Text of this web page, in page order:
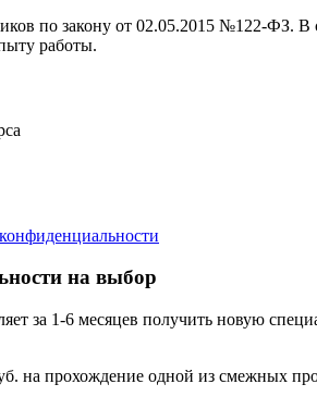
по закону от 02.05.2015 №122-ФЗ.
работы.
на выбор
за 1-6 месяцев получить новую
на прохождение одной из смежных